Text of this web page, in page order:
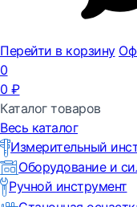
Перейти в корзину
0
0 ₽
Каталог товаров
Весь каталог
Измерительный
Оборудование и
Ручной инструмент